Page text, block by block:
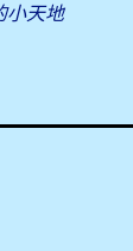
小天地